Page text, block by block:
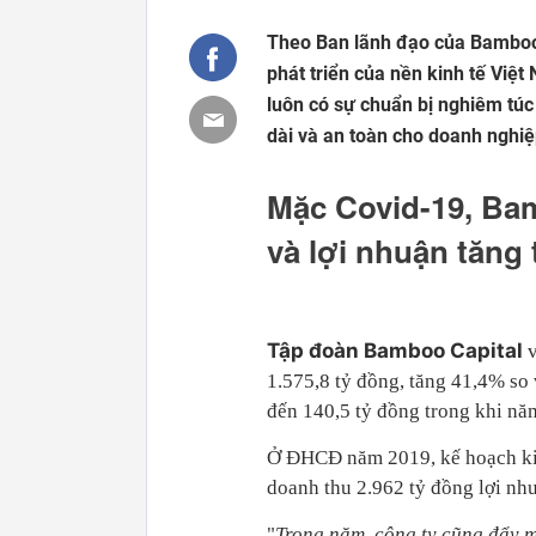
Theo Ban lãnh đạo của
phát triển của nền kinh tế Việt
luôn có sự chuẩn bị nghiêm
dài và an toàn cho doanh
Mặc Covid-19,
và lợi nhuận tăng
Tập đoàn Bamboo Capital
1.575,8 tỷ đồng, tăng 41,4%
đến 140,5 tỷ đồng trong khi
Ở ĐHCĐ năm 2019, kế hoạch
doanh thu 2.962 tỷ đồng lợi